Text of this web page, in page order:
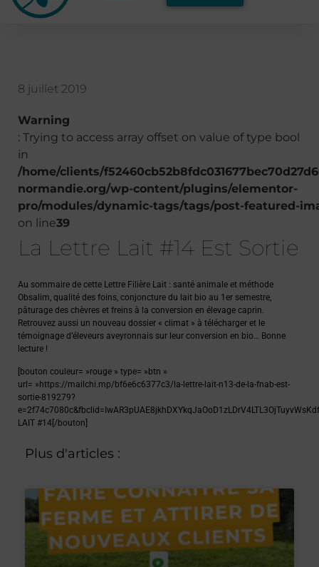
8 juillet 2019
Warning
: Trying to access array offset on value of type bool
in
/home/clients/
normandie.org/wp-content/plugins/elementor-
pro/modules/dynamic-tags/tags/post-featured-
on line39
La Lettre Lait #14 Est Sortie
Au sommaire de cette Lettre Filière Lait : santé animale et méthode
Obsalim, qualité des foins, conjoncture du lait bio au 1er semestre,
pâturage des chèvres et freins à la conversion en élevage caprin.
Retrouvez aussi un nouveau dossier « climat » à télécharger et le
témoignage d’éleveurs aveyronnais sur leur conversion en bio… Bonne
lecture !
[bouton couleur= »rouge » type= »btn »
url= »https://mailchi.mp/bf6e6c6377c3/la-lettre-lait-n13-de-la-fnab-est-
sortie-819279?
LAIT #14[/bouton]
Plus d'articles :